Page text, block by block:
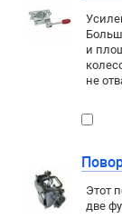
и
не
Этот
две